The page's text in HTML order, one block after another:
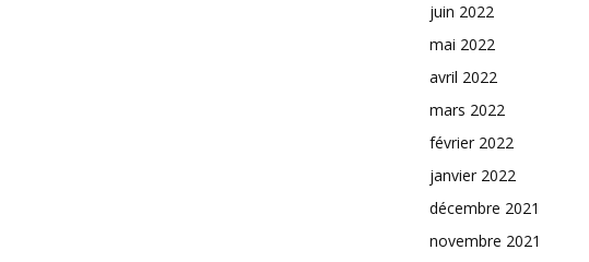
juin 2022
mai 2022
avril 2022
mars 2022
février 2022
janvier 2022
décembre 2021
novembre 2021